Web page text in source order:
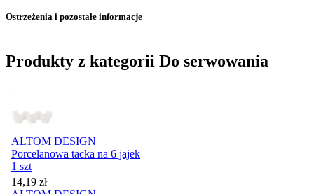
Ostrzeżenia i pozostałe informacje
Produkty z kategorii Do serwowania
ALTOM DESIGN
Porcelanowa tacka na 6 jajek
1 szt
Cena
14,19 zł